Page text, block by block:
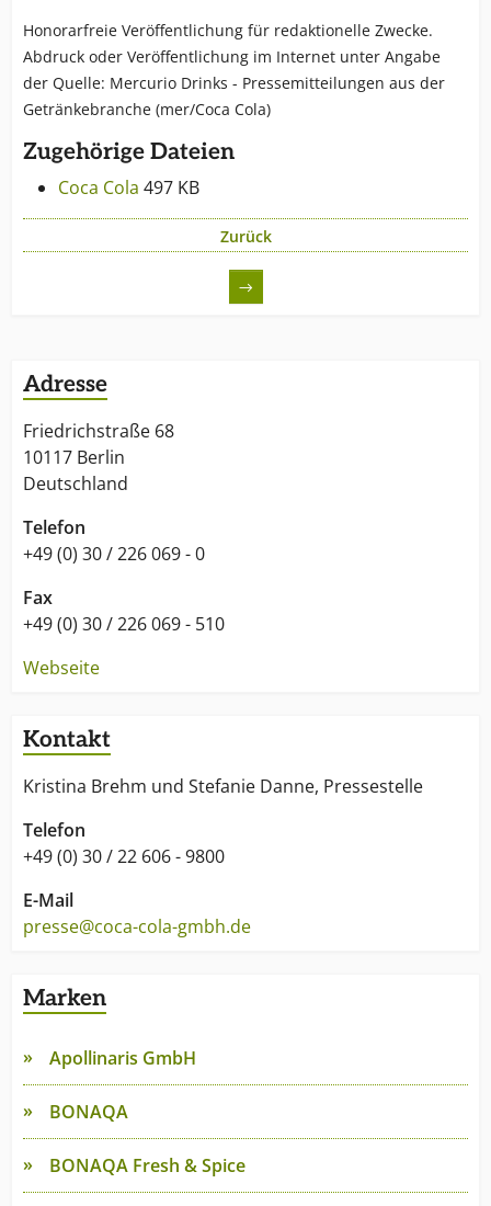
Honorarfreie Veröffentlichung für redaktionelle Zwecke.
Abdruck oder Veröffentlichung im Internet unter Angabe
der Quelle: Mercurio Drinks - Pressemitteilungen aus der
Getränkebranche (mer/Coca Cola)
Zugehörige Dateien
Coca Cola 497 KB
Zurück
→
Adresse
Friedrichstraße 68
10117 Berlin
Deutschland
Telefon
+49 (0) 30 / 226 069 - 0
Fax
+49 (0) 30 / 226 069 - 510
Webseite
Kontakt
Kristina Brehm und Stefanie Danne, Pressestelle
Telefon
+49 (0) 30 / 22 606 - 9800
E-Mail
presse@coca-cola-gmbh.de
Marken
Apollinaris GmbH
BONAQA
BONAQA Fresh & Spice